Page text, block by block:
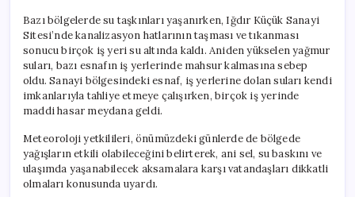
Bazı bölgelerde su taşkınları yaşanırken, Iğdır Küçük Sanayi
Sitesi’nde kanalizasyon hatlarının taşması ve tıkanması
sonucu birçok iş yeri su altında kaldı. Aniden yükselen yağmur
suları, bazı esnafın iş yerlerinde mahsur kalmasına sebep
oldu. Sanayi bölgesindeki esnaf, iş yerlerine dolan suları kendi
imkanlarıyla tahliye etmeye çalışırken, birçok iş yerinde
maddi hasar meydana geldi.
Meteoroloji yetkilileri, önümüzdeki günlerde de bölgede
yağışların etkili olabileceğini belirterek, ani sel, su baskını ve
ulaşımda yaşanabilecek aksamalara karşı vatandaşları dikkatli
olmaları konusunda uyardı.